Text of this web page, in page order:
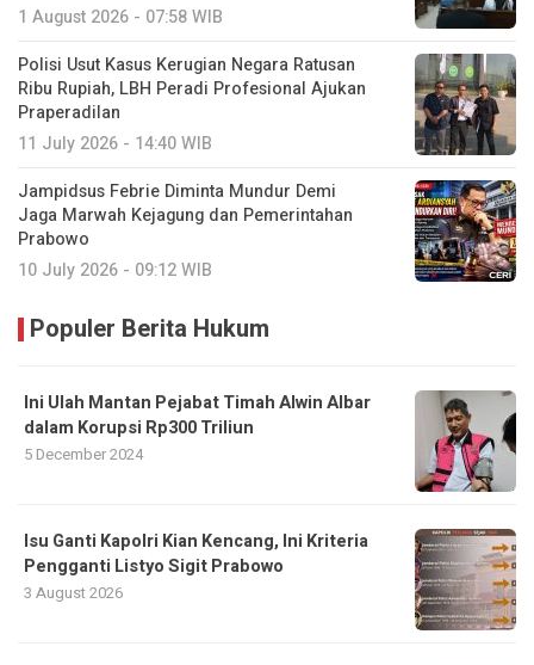
1 August 2026 - 07:58 WIB
Polisi Usut Kasus Kerugian Negara Ratusan
Ribu Rupiah, LBH Peradi Profesional Ajukan
Praperadilan
11 July 2026 - 14:40 WIB
Jampidsus Febrie Diminta Mundur Demi
Jaga Marwah Kejagung dan Pemerintahan
Prabowo
10 July 2026 - 09:12 WIB
Populer Berita Hukum
Ini Ulah Mantan Pejabat Timah ‎Alwin Albar
dalam Korupsi Rp300 Triliun
5 December 2024
Isu Ganti Kapolri Kian Kencang, Ini Kriteria
Pengganti Listyo Sigit Prabowo
3 August 2026